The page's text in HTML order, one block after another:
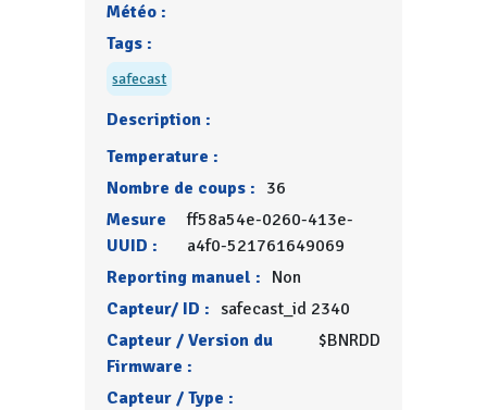
Météo :
Tags :
safecast
Description :
Temperature :
Nombre de coups : 36
Mesure
UUID :
ff58a54e-0260-413e-
a4f0-521761649069
Reporting manuel : Non
Capteur/ ID : safecast_id 2340
Capteur / Version du
Firmware :
$BNRDD
Capteur / Type :